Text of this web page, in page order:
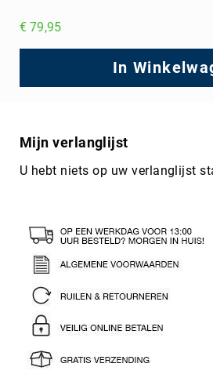
€ 79,95
In
Mijn verlanglijst
U hebt niets op uw verlanglijst